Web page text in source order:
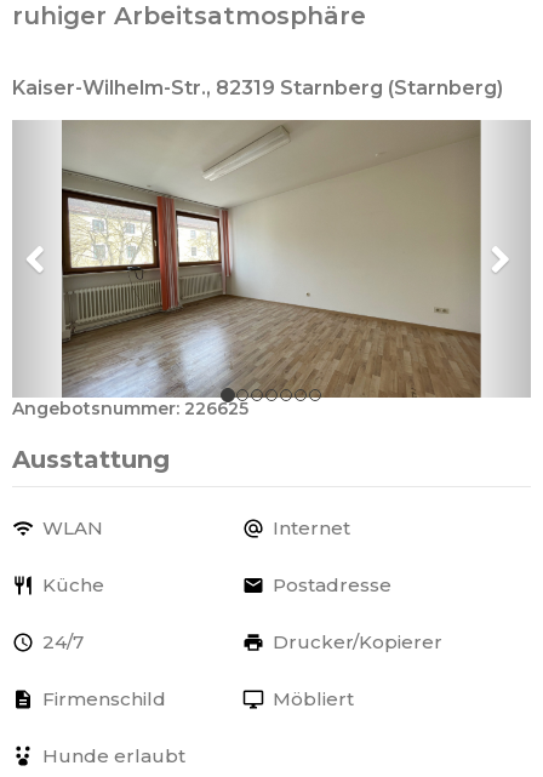
ruhiger Arbeitsatmosphäre
Kaiser-Wilhelm-Str., 82319 Starnberg (Starnberg)
Angebotsnummer: 226625
Ausstattung
WLAN Internet
Küche Postadresse
24/7 Drucker/Kopierer
Firmenschild Möbliert
Hunde erlaubt